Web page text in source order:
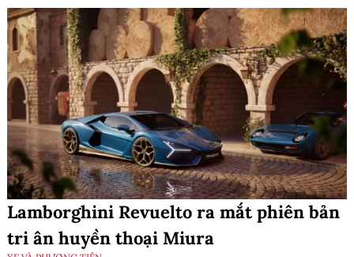
Lamborghini Revuelto ra mắt phiên bản
tri ân huyền thoại Miura